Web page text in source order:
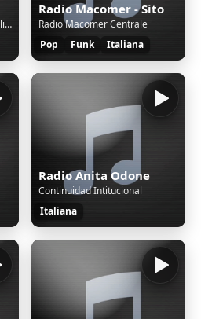
GIGI FINIZIO - Maledetta Voglia Di Te
Radio Macomer - Sito
Radio Macomer Centrale
Pop
Funk Italiana
Radio Anita Odone
Continuidad Intitucional
Italiana